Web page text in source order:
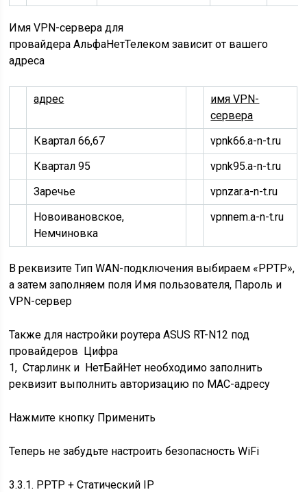
Имя VPN-сервера для
провайдера АльфаНетТелеком зависит от вашего
адреса
адрес
имя VPN-
сервера
Квартал 66,67
vpnk66.a-n-t.ru
Квартал 95
vpnk95.a-n-t.ru
Заречье
vpnzar.a-n-t.ru
Новоивановское,
Немчиновка
vpnnem.a-n-t.ru
В реквизите Тип WAN-подключения выбираем «PPTP»,
а затем заполняем поля Имя пользователя, Пароль и
VPN-сервер
Также для настройки роутера ASUS RT-N12 под
провайдеров Цифра
1, Старлинк и НетБайНет необходимо заполнить
реквизит выполнитьавторизацию по MAC-адресу
Нажмите кнопку Применить
Теперь не забудьте настроить безопасность WiFi
3.3.1. PPTP + Статический IP